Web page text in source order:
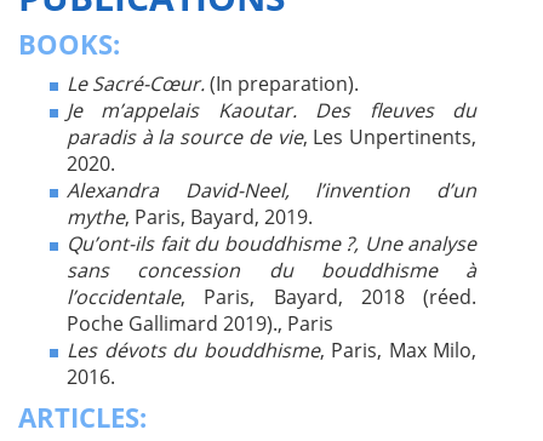
BOOKS:
Le Sacré-Cœur.(In preparation).
Je m’appelais Kaoutar.
Des fleuves du
paradis à la source de vie, Les Unpertinents,
2020.
Alexandra David-Neel, l’invention d’un
mythe, Paris, Bayard, 2019.
Qu’ont-ils fait du bouddhisme ?, Une analyse
sans concession du bouddhisme à
l’occidentale, Paris, Bayard, 2018 (réed.
Poche Gallimard 2019)., Paris
Les dévots du bouddhisme, Paris, Max Milo,
2016.
ARTICLES: